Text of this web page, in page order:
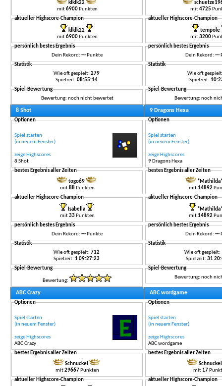
klklk22
mit6900Punkten
aktueller Highscore-Champion
klklk22
mit6900Punkten
persönlich bestes Ergebnis
Dein Rekord: --- Punkte
Statistik
Wie oft gespielt: 279
Spielzeit: 08:55:14
Spiel-Bewertung
Bewertung: noch nicht bewertet
mit4725
aktueller Highscore-Champion
tempole
mit3200
persönlich bestes Ergebnis
Dein Rekord: ---
Statistik
Wie oft
Spielzeit:
Spiel-Bewertung
Bewertung: noch
8 Shot
Optionen
Spiel starten
(in neuem Fenster)
zeige Highscores
8 Shot
bestes Ergebnis aller Zeiten
togo69
mit88Punkten
aktueller Highscore-Champion
Isabella
mit33Punkten
persönlich bestes Ergebnis
Dein Rekord: --- Punkte
Statistik
Wie oft gespielt: 712
Spielzeit:
1 09:27:23
Spiel-Bewertung
Bewertung:
9 Dragons Hexa
Optionen
Spiel starten
(in neuem Fenster)
zeige Highscores
9 Dragons Hexa
bestes Ergebnis aller Zeiten
mit 14892
aktueller Highscore-Champion
mit 14892
persönlich bestes Ergebnis
Dein Rekord: ---
Statistik
Wie oft gespielt:
Spielzeit:
31
Spiel-Bewertung
Bewertung: noch
ABC Crazy
Optionen
Spiel starten
(in neuem Fenster)
zeige Highscores
ABC Crazy
bestes Ergebnis aller Zeiten
Schnuckel
mit29667 Punkten
aktueller Highscore-Champion
ABC wordgame
Optionen
Spiel starten
(in neuem Fenster)
zeige Highscores
ABC wordgame
bestes Ergebnis aller Zeiten
mit 17
aktueller Highscore-Champion